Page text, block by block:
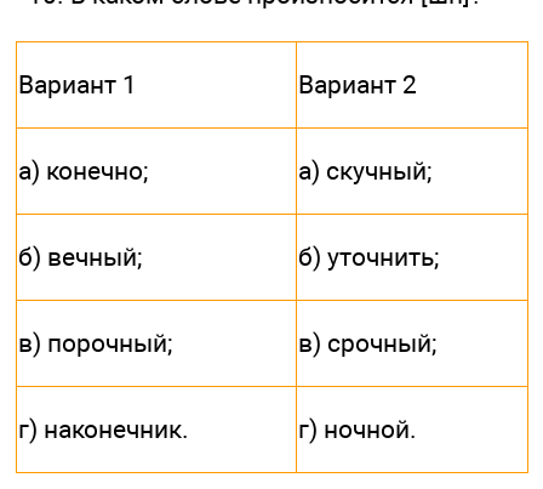
Вариант 1 Вариант 2
а) конечно; а) скучный;
б) вечный; б) уточнить;
в) порочный; в) срочный;
г) наконечник. г) ночной.